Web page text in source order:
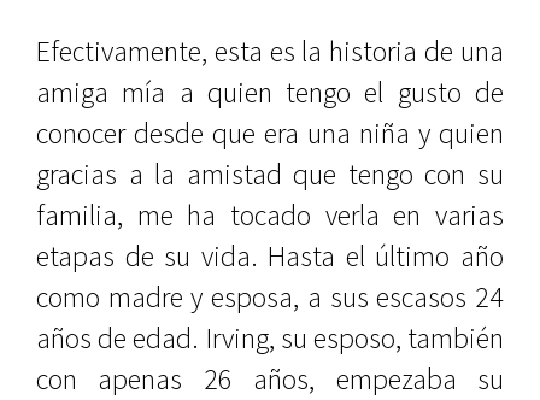
Efectivamente, esta es la historia de una
amiga mía a quien tengo el gusto de
conocer desde que era una niña y quien
gracias a la amistad que tengo con su
familia, me ha tocado verla en varias
etapas de su vida. Hasta el último año
como madre y esposa, a sus escasos 24
años de edad. Irving, su esposo, también
con apenas 26 años, empezaba su